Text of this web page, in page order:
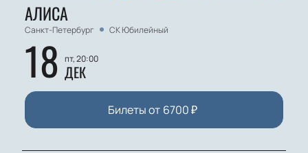
АЛИСА
Санкт-Петербург СК Юбилейный
18 пт, 20:00
ДЕК
Билеты от 6700₽